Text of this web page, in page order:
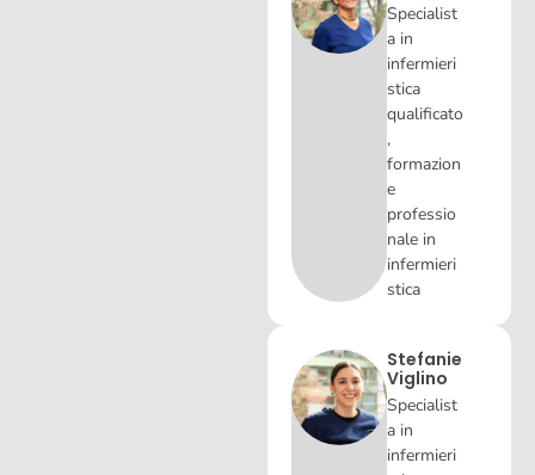
Specialist
a in
infermieri
stica
qualificato
,
formazion
e
professio
nale in
infermieri
stica
Stefanie
Viglino
Specialist
a in
infermieri